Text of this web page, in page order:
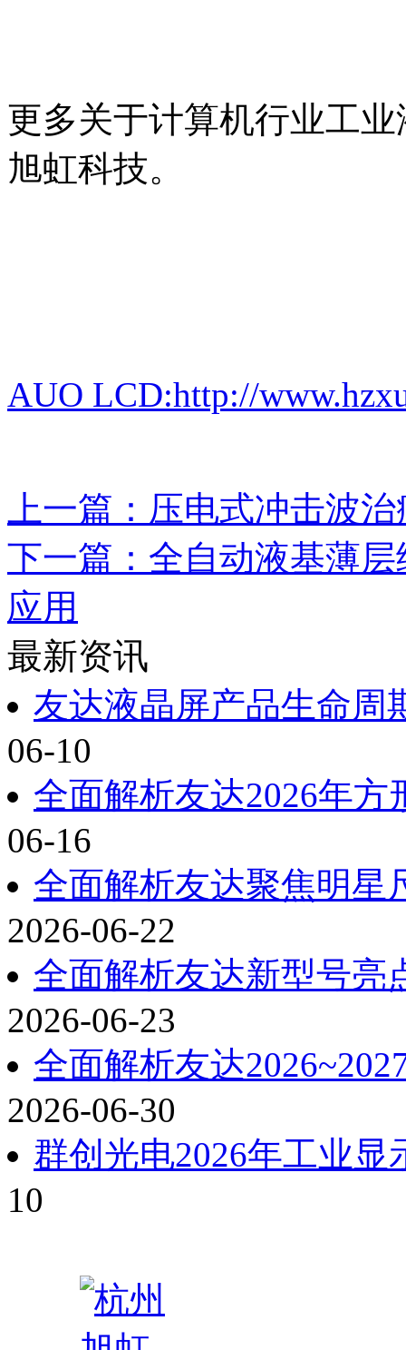
更多关于计算机行业工
旭虹科技。
AUO LCD:http://
上一篇：压电式冲击波
下一篇：全自动液基薄
应用
最新资讯
友达液晶屏产品生命周
06-10
全面解析友达2026年
06-16
全面解析友达聚焦明星
2026-06-22
全面解析友达新型号亮
2026-06-23
全面解析友达
2026-06-30
群创光电2026年工业
10